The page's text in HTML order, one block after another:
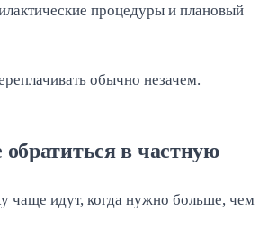
процедуры и плановый
обычно незачем.
в частную
чаще идут, когда нужно больше, чем